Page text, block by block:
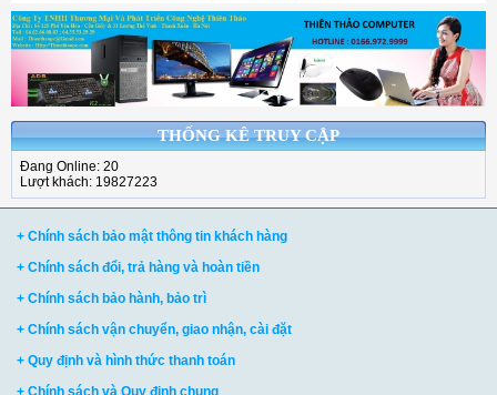
THỐNG KÊ TRUY CẬP
Đang Online: 20
Lượt khách: 19827223
+ Chính sách bảo mật thông tin khách hàng
+ Chính sách đổi, trả hàng và hoàn tiền
+ Chính sách bảo hành, bảo trì
+ Chính sách vận chuyển, giao nhận, cài đặt
+ Quy định và hình thức thanh toán
+ Chính sách và Quy định chung